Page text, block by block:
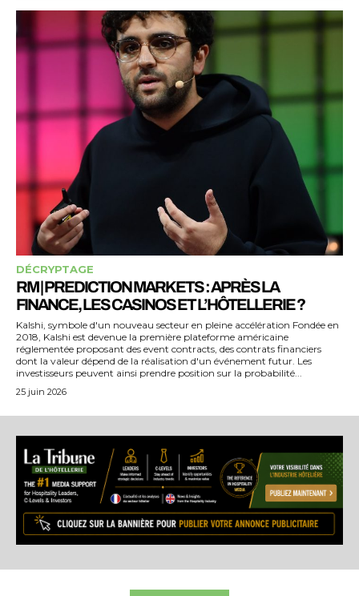
DÉCRYPTAGE
RM | PREDICTION MARKETS : APRÈS LA
FINANCE, LES CASINOS ET L’HÔTELLERIE ?
Kalshi, symbole d'un nouveau secteur en pleine accélération Fondée en
2018, Kalshi est devenue la première plateforme américaine
réglementée proposant des event contracts, des contrats financiers
dont la valeur dépend de la réalisation d'un événement futur. Les
investisseurs peuvent ainsi prendre position sur la probabilité...
25 juin 2026